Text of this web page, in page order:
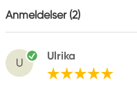
205 14 Malmö, Sweden
www.panduro.com
Anmeldelser (2)
U
Ulrika